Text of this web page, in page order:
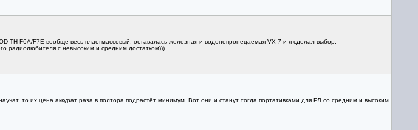
TH-F6A/F7E вообще весь пластмассовый, оставалась железная и водонепронецаемая VX-7 и я сделал выбор.
радиолюбителя с невысоким и средним достатком))).
то их цена аккурат раза в полтора подрастёт минимум. Вот они и станут тогда портативками для РЛ со средним и высоким